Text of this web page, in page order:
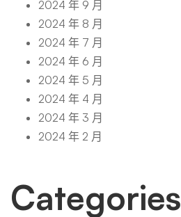
2024 年 9 月
2024 年 8 月
2024 年 7 月
2024 年 6 月
2024 年 5 月
2024 年 4 月
2024 年 3 月
2024 年 2 月
Categories